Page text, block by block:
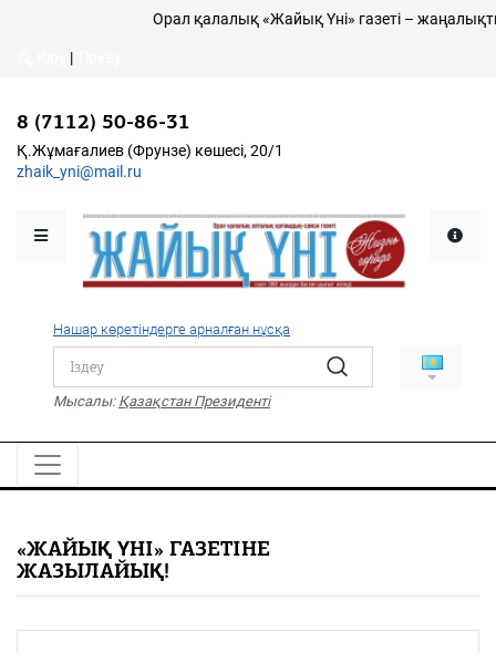
Қалалықтар қаперіне
Қоғам
Дені сау ұлт
Спорт
Жалын
PDF
«Жайық үні» — 33 жыл
Каталог
Қ.Жұмағалиев (Фрунзе)
Орал қалалық «Жайық Үні» газеті –
|
8 (7112) 50-86-31
Қ.Жұмағалиев (Фрунзе) көшесі, 20/1
zhaik_yni@mail.ru
Нашар көретіндерге арналған нұсқа
Мысалы: Қазақстан Президенті
«ЖАЙЫҚ ҮНІ» ГАЗЕТІНЕ
ЖАЗЫЛАЙЫҚ!